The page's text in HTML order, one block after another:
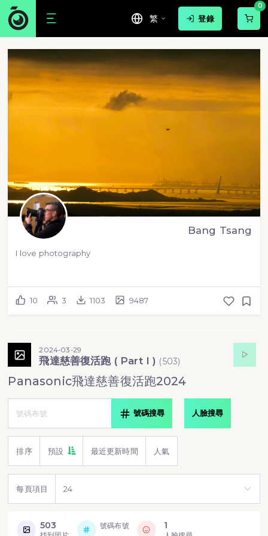
繁 登錄
0
Bang Tsang
I love photography
10 3 1103 9487
2024-03-29
飛達慈善復活跑 ( Part I ) (503)
Panasonic飛達慈善復活跑2024
號碼搜尋 人臉搜尋
排序 預設 最近更新時間 人氣
每頁項目
503 號碼布號 1